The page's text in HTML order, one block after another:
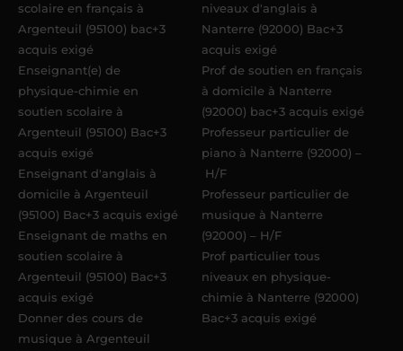
scolaire en français à
Argenteuil (95100) bac+3
acquis exigé
Enseignant(e) de
physique-chimie en
soutien scolaire à
Argenteuil (95100) Bac+3
acquis exigé
Enseignant d'anglais à
domicile à Argenteuil
(95100) Bac+3 acquis exigé
Enseignant de maths en
soutien scolaire à
Argenteuil (95100) Bac+3
acquis exigé
Donner des cours de
musique à Argenteuil
niveaux d'anglais à
Nanterre (92000) Bac+3
acquis exigé
Prof de soutien en français
à domicile à Nanterre
(92000) bac+3 acquis exigé
Professeur particulier de
piano à Nanterre (92000) –
H/F
Professeur particulier de
musique à Nanterre
(92000) – H/F
Prof particulier tous
niveaux en physique-
chimie à Nanterre (92000)
Bac+3 acquis exigé